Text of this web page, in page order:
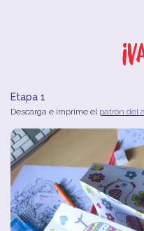
Etapa 1
Descarga e imprime el patrón del